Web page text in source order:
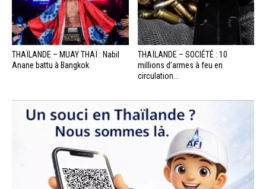
THAÏLANDE – MUAY THAÏ : Nabil
Anane battu à Bangkok
THAÏLANDE – SOCIÉTÉ : 10
millions d’armes à feu en
circulation...